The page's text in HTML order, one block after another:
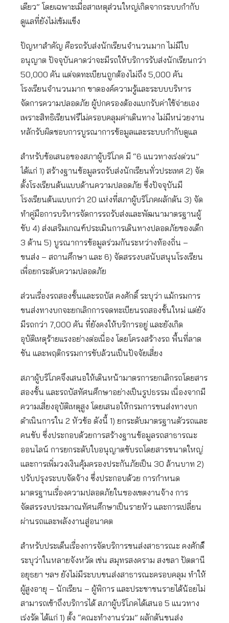
เดียว” โดยเฉพาะเมื่อสาเหตุส่วนใหญ่เกิดจากระบบกำกับ
ดูแลที่ยังไม่เข้มแข็ง
ปัญหาสำคัญ คือรถรับส่งนักเรียนจำนวนมาก ไม่มีใบ
อนุญาต ปัจจุบันคาดว่าจะมีรถให้บริการรับส่งนักเรียนกว่า
50,000 คัน แต่จดทะเบียนถูกต้องไม่ถึง 5,000 คัน
โรงเรียนจำนวนมาก ขาดองค์ความรู้และระบบบริหาร
จัดการความปลอดภัย ผู้ปกครองต้องแบกรับค่าใช้จ่ายเอง
เพราะสิทธิเรียนฟรีไม่ครอบคลุมค่าเดินทาง ไม่มีหน่วยงาน
หลักรับผิดชอบการบูรณาการข้อมูลและระบบกำกับดูแล
สำหรับข้อเสนอของสภาผู้บริโภค มี “6 แนวทางเร่งด่วน”
ได้แก่ 1) สร้างฐานข้อมูลรถรับส่งนักเรียนทั่วประเทศ 2) จัด
ตั้งโรงเรียนต้นแบบด้านความปลอดภัย ซึ่งปัจจุบันมี
โรงเรียนต้นแบบกว่า 20 แห่งที่สภาผู้บริโภคผลักดัน 3) จัด
ทำคู่มือการบริหารจัดการรถรับส่งและพัฒนามาตรฐานผู้
ขับ 4) ส่งเสริมเกณฑ์ประเมินการเดินทางปลอดภัยของเด็ก
3 ด้าน 5) บูรณาการข้อมูลร่วมกันระหว่างท้องถิ่น –
ขนส่ง – สถานศึกษา และ 6) จัดสรรงบสนับสนุนโรงเรียน
เพื่อยกระดับความปลอดภัย
ส่วนเรื่องรถสองชั้นและรถบัส คงศักดิ์ ระบุว่า แม้กรมการ
ขนส่งทางบกจะยกเลิกการจดทะเบียนรถสองชั้นใหม่ แต่ยัง
มีรถกว่า 7,000 คัน ที่ยังคงให้บริการอยู่ และยังเกิด
อุบัติเหตุร้ายแรงอย่างต่อเนื่อง โดยโครงสร้างรถ พื้นที่ลาด
ชัน และพฤติกรรมการขับล้วนเป็นปัจจัยเสี่ยง
สภาผู้บริโภคจึงเสนอให้เดินหน้ามาตรการยกเลิกรถโดยสาร
สองชั้น และรถบัสทัศนศึกษาอย่างเป็นรูปธรรม เนื่องจากมี
ความเสี่ยงอุบัติเหตุสูง โดยเสนอให้กรมการขนส่งทางบก
ดำเนินการใน 2 หัวข้อ ดังนี้ 1) ยกระดับมาตรฐานตัวรถและ
คนขับ ซึ่งประกอบด้วยการสร้างฐานข้อมูลรถสาธารณะ
ออนไลน์ การยกระดับใบอนุญาตขับรถโดยสารขนาดใหญ่
และการเพิ่มวงเงินคุ้มครองประกันภัยเป็น 30 ล้านบาท 2)
ปรับปรุงระบบจัดจ้าง ซึ่งประกอบด้วย การกำหนด
มาตรฐานเรื่องความปลอดภัยในของเขตงานจ้าง การ
จัดสรรงบประมาณทัศนศึกษาเป็นรายหัว และการเปลี่ยน
ผ่านรถและพลังงานสู่อนาคต
สำหรับประเด็นเรื่องการจัดบริการขนส่งสาธารณะ คงศักดิ
ระบุว่าในหลายจังหวัด เช่น สมุทรสงคราม สงขลา ปัตตานี
อยุธยา ฯลฯ ยังไม่มีระบบขนส่งสาธารณะครอบคลุม ทำให้
ผู้สูงอายุ – นักเรียน – ผู้พิการ และประชาชนรายได้น้อยไม่
สามารถเข้าถึงบริการได้ สภาผู้บริโภคได้เสนอ 5 แนวทาง
เร่งรัด ได้แก่ 1) ตั้ง “คณะทำงานร่วม” ผลักดันขนส่ง